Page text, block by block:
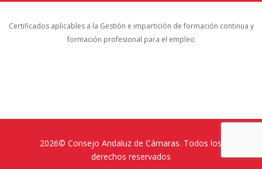
Certificados aplicables a la Gestión e impartición de formación continua y
formación profesional para el empleo
2026© Consejo Andaluz de Cámaras. Todos los
derechos reservados